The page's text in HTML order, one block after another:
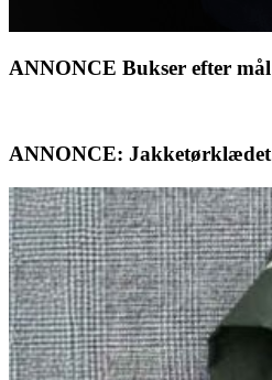
ANNONCE Bukser efter mål
ANNONCE: Jakketørklædet